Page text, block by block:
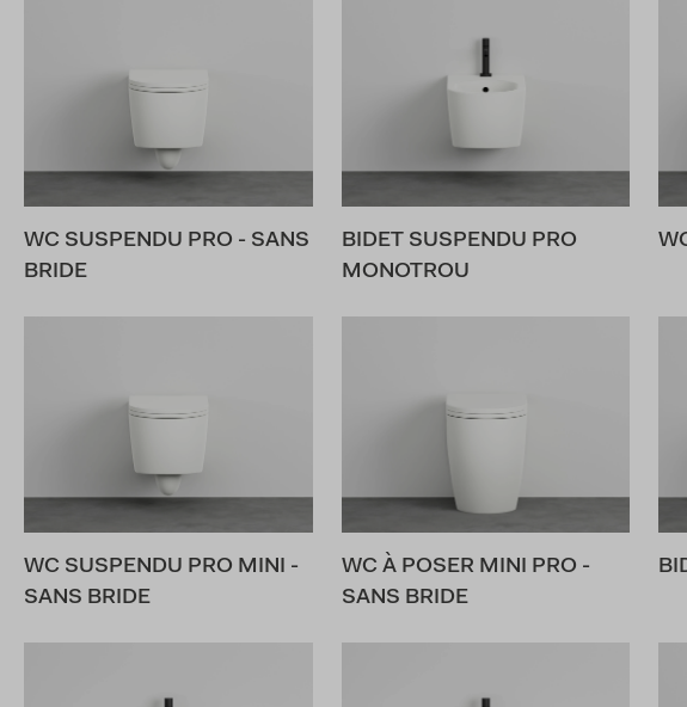
WC SUSPENDU PRO - SANS
BRIDE
BIDET SUSPENDU PRO
MONOTROU
WC SUSPENDU PRO MINI -
SANS BRIDE
WC À POSER MINI PRO -
SANS BRIDE